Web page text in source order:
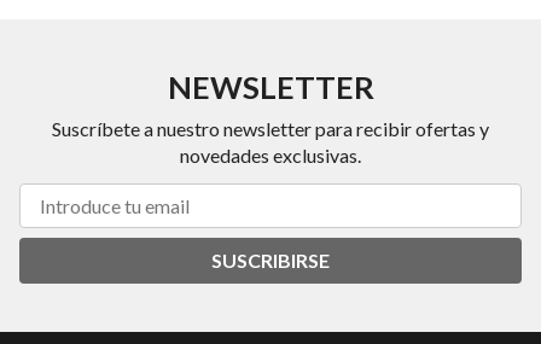
NEWSLETTER
Suscríbete a nuestro newsletter para recibir ofertas y
novedades exclusivas.
SUSCRIBIRSE